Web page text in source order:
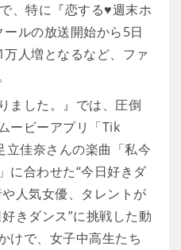
、特に『恋する♥週末ホ
ルの放送開始から5日
人増となるなど、ファ
ました。』では、圧倒
ービーアプリ「Tik
佳奈さんの楽曲「私今
に合わせた“今日好きダ
人気女優、タレントが
きダンス”に挑戦した動
けで、女子中高生たち